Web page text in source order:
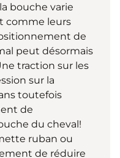
bouche varie
comme leurs
de
peut désormais
traction sur les
sur la
toutefois
de
du cheval!
ruban ou
de réduire